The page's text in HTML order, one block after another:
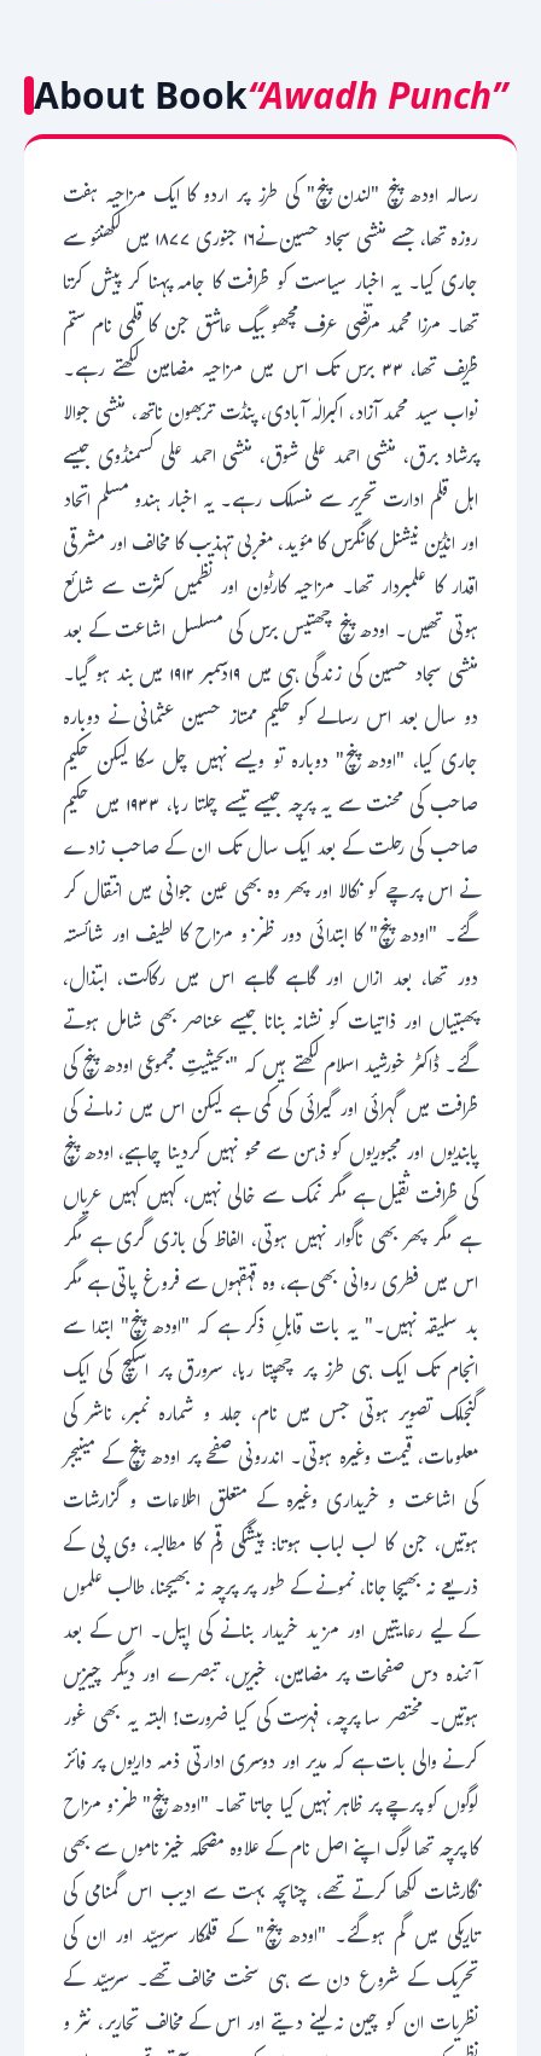
About Book“Awadh Punch”
رسالہ اودھ پنچ "لندن پنچ" کی طرز پر اردو کا ایک مزاحیہ ہفت
روزہ تھا، جسے منشی سجاد حسین نے۱۶ جنوری ۱۸۷۷ میں لکھنئو سے
جاری کیا۔ یہ اخبار سیاست کو ظرافت کا جامہ پہنا کر پیش کرتا
تھا۔ مرزا محمد مرتضٰی عرف مچھو بیگ عاشق جن کا قلمی نام ستم
ظریف تھا، ۳۳ برس تک اس میں مزاحیہ مضامین لکھتے رہے۔
نواب سید محمد آزاد، اکبرالٰہ آبادی، پنڈت تربھون ناتھ، منشی جوالا
پرشاد برق، منشی احمد علی شوق، منشی احمد علی کسمنڈوی جیسے
اہل قلم ادارت تحریر سے منسلک رہے۔ یہ اخبار ہندو مسلم اتحاد
اور انڈین نیشنل کانگرس کا مؤید، مغربی تہذیب کا مخالف اور مشرقی
اقدار کا علمبردار تھا۔ مزاحیہ کارٹون اور نظمیں کثرت سے شائع
ہوتی تھیں۔ اودھ پنچ چھتیس برس کی مسلسل اشاعت کے بعد
منشی سجاد حسین کی زندگی ہی میں ۱۹دسمبر ۱۹۱۲ میں بند ہو گیا۔
دو سال بعد اس رسالے کو حکیم ممتاز حسین عثمانی نے دوبارہ
جاری کیا، "اودھ پنچ" دوبارہ تو ویسے نہیں چل سکا لیکن حکیم
صاحب کی محنت سے یہ پرچہ جیسے تیسے چلتا رہا، ۱۹۳۳ میں حکیم
صاحب کی رحلت کے بعد ایک سال تک ان کے صاحب زادے
نے اس پرچے کو نکالا اور پھر وہ بھی عین جوانی میں انتقال کر
گئے۔ "اودھ پنچ" کا ابتدائی دور ظنز و مزاح کا لطیف اور شائستہ
دور تھا، بعد ازاں اور گاہے گاہے اس میں رکاکت، ابتذال،
پھبتیاں اور ذاتیات کو نشانہ بنانا جیسے عناصر بھی شامل ہوتے
گئے۔ ڈاکٹر خورشید اسلام لکھتے ہیں کہ "بحیثیتِ مجموعی اودھ پنچ کی
ظرافت میں گہرائی اور گیرائی کی کمی ہے لیکن اس میں زمانے کی
پابندیوں اور مجبوریوں کو ذہن سے محو نہیں کردینا چاہیے، اودھ پنچ
کی ظرافت ثقیل ہے مگر نمک سے خالی نہیں، کہیں کہیں عریاں
ہے مگر پھر بھی ناگوار نہیں ہوتی، الفاظ کی بازی گری ہے مگر
اس میں فطری روانی بھی ہے، وہ قہقہوں سے فروغ پاتی ہے مگر
بد سلیقہ نہیں۔" یہ بات قابلِ ذکر ہے کہ "اودھ پنچ" ابتدا سے
انجام تک ایک ہی طرز پر چھپتا رہا، سرورق پر اسکیچ کی ایک
گنجلک تصویر ہوتی جس میں نام، جلد و شمارہ نمبر، ناشر کی
معلومات، قیمت وغیرہ ہوتی۔ اندرونی صفحے پر اودھ پنچ کے مینیجر
کی اشاعت و خریداری وغیرہ کے متعلق اطلاعات و گزارشات
ہوتیں، جن کا لب لباب ہوتا: پیشگی رقم کا مطالبہ، وی پی کے
ذریعے نہ بھیجا جانا، نمونے کے طور پر پرچہ نہ بھیجنا، طالب علموں
کے لیے رعایتیں اور مزید خریدار بنانے کی اپیل۔ اس کے بعد
آئندہ دس صفحات پر مضامین، خبریں، تبصرے اور دیگر چیزیں
ہوتیں۔ مختصر سا پرچہ، فہرست کی کیا ضرورت! البتہ یہ بھی غور
کرنے والی بات ہے کہ مدیر اور دوسری ادارتی ذمہ داریوں پر فائز
لوگوں کو پرچے پر ظاہر نہیں کیا جاتا تھا۔ "اودھ پنچ" طنز و مزاح
کا پرچہ تھا لوگ اپنے اصل نام کے علاوہ مضحکہ خیز ناموں سے بھی
نگارشات لکھا کرتے تھے، چناںچہ بہت سے ادیب اس گمنامی کی
تاریکی میں گم ہوگئے۔ "اودھ پنچ" کے قلمکار سرسیّد اور ان کی
تحریک کے شروع دن سے ہی سخت مخالف تھے۔ سرسیّد کے
نظریات ان کو چین نہ لینے دیتے اور اس کے مخالف تحاریر، نثر و